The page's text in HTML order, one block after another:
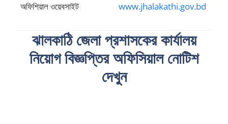
অফিশিয়াল ওয়েবসাইট
www.jhalakathi.gov.bd
ঝালকাঠি জেলা প্রশাসকের কার্যালয়
নিয়োগ বিজ্ঞপ্তির অফিসিয়াল নোটিশ
দেখুন